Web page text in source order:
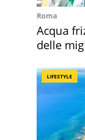
Roma
Acqua
delle
LIFESTYLE